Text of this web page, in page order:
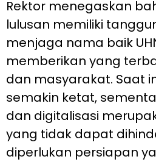
Rektor menegaskan
lulusan memiliki
menjaga nama baik
memberikan yang
dan masyarakat. Saat
semakin ketat,
dan digitalisasi
yang tidak dapat
diperlukan persiapan